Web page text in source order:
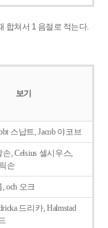
합쳐서 1 음절로 적는다.
보기
스납트, Jacob 야코브
손, Celsius 셀시우스,
손
, och 오크
드리카, Halmstad